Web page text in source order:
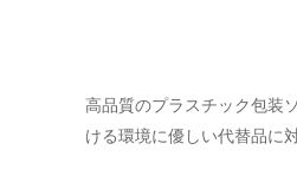
高品質のプラスチック包装
ける環境に優しい代替品に